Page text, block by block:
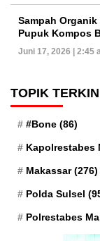
Sampah
Pupuk Kompos
Juni 17, 2026 | 2:45
TOPIK
#Bone (86)
Kapolrestabes
Makassar(276)
Polda Sulsel
Polrestabes